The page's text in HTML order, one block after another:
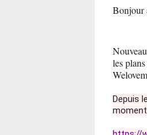
Bonjour
les
Depuis